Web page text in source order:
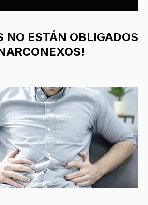
NO ESTÁN OBLIGADOS